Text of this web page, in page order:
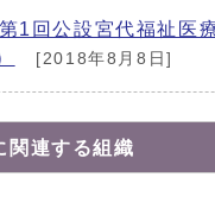
1回公設宮代福祉医
[2018年8月8日]
関連する組織